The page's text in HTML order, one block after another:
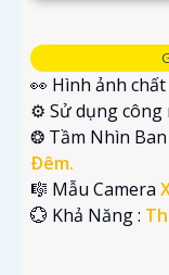
👀 Hình ảnh
⚙ Sử dụng công
❂ Tầm Nhìn
Ðêm.
🎼️ Mẫu Camera
️💮 Khả Năng :